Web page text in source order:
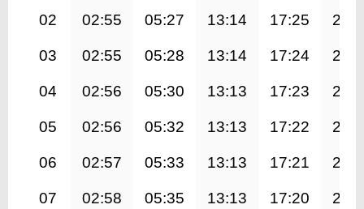
02 02:55 05:27 13:14 17:25
03 02:55 05:28 13:14 17:24
04 02:56 05:30 13:13 17:23
05 02:56 05:32 13:13 17:22
06 02:57 05:33 13:13 17:21
07 02:58 05:35 13:13 17:20